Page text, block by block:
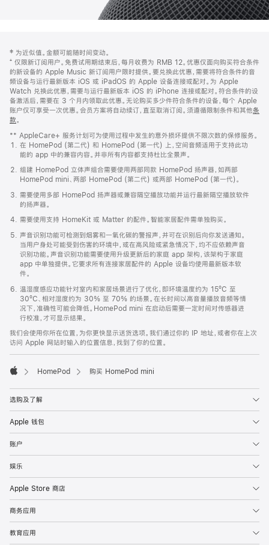
页
页
脚
注
‡ 为近似值。金额可能随时间变动。
⁺ 仅限新订阅用户。免费试用期结束后，每月收费为 RMB 12。优惠仅面向购买符合条件
的新设备的 Apple Music 新订阅用户限时提供。要兑换此优惠，需要将符合条件的音
频设备与运行最新版本 iOS 或 iPadOS 的 Apple 设备连接或配对。为 Apple
Watch 兑换此优惠，需要与运行最新版本 iOS 的 iPhone 连接或配对。符合条件的设
备激活后，需要在 3 个月内领取此优惠。无论购买多少件符合条件的设备，每个 Apple
账户仅可享受一次优惠。会员方案将自动续订，直至取消订阅。须遵循限制条件和其他条
款。
窗
口
中
打
开)
** AppleCare+ 服务计划可为使用过程中发生的意外损坏提供不限次数的保修服务。
在 HomePod (第二代) 和 HomePod (第一代) 上，空间音频适用于支持此功
能的 app 中的兼容内容。并非所有内容都支持杜比全景声。
组建 HomePod 立体声组合需要使用两部同款 HomePod 扬声器，如两部
HomePod mini、两部 HomePod (第二代) 或两部 HomePod (第一代)。
需要使用多部 HomePod 扬声器或兼容隔空播放功能并运行最新隔空播放软件
的扬声器。
需要使用支持 HomeKit 或 Matter 的配件。智能家居配件需单独购买。
声音识别功能可检测到烟雾和一氧化碳的警报声，并可在识别后向你发送通知。
当用户身处可能受到伤害的环境中，或在高风险或紧急情况下，均不应依赖声音
识别功能。声音识别功能需要使用升级更新后的家庭 app 架构，该架构于家庭
app 中单独提供。它要求所有连接家居配件的 Apple 设备均使用最新版本软
件。
温湿度感应功能针对室内和家居场景进行了优化，即环境温度约为 15ºC 至
30ºC、相对湿度约为 30% 至 70% 的场景。在长时间以高音量播放音频等情
况下，准确性可能会降低。HomePod mini 在启动后需要一定时间对传感器进
行校准，才可显示结果。
我们会使用你所在位置，为你更快显示送货选项。我们通过你的 IP 地址，或者你在上次
访问 Apple 网站时输入的位置信息，找到了你的位置。
HomePod 购买 HomePod mini
选购及了解
Apple 钱包
账户
娱乐
Apple Store 商店
商务应用
教育应用